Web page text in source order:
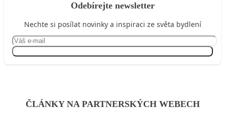
Odebírejte newsletter
Nechte si posílat novinky a inspiraci ze světa bydlení
ČLÁNKY NA PARTNERSKÝCH WEBECH